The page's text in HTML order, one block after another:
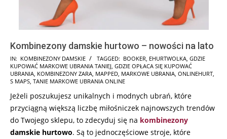
Kombinezony damskie hurtowo – nowości na lato
2025-
01-
29
IN: KOMBINEZONY DAMSKIE TAGGED: BOOKER, EHURTWOLKA, GDZIE
KUPOWAĆ MARKOWE UBRANIA TANIEJ, GDZIE OPŁACA SIĘ KUPOWAĆ
UBRANIA, KOMBINEZONY ZARA, MAPPED, MARKOWE UBRANIA, ONLINEHURT,
S MAPS, TANIE MARKOWE UBRANIA ONLINE
Jeżeli poszukujesz unikalnych i modnych ubrań, które
przyciągną większą liczbę miłośniczek najnowszych trendów
do Twojego sklepu, to zdecyduj się na kombinezony
damskie hurtowo. Są to jednoczęściowe stroje, które